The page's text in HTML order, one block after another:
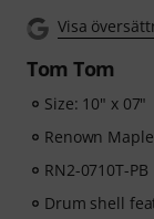
Visa
Tom Tom
Size: 10" x 07"
Renown
RN2-0710T-PB
Drum shell